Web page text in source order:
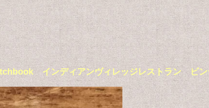
インディアンヴィレッジレストラン ビ